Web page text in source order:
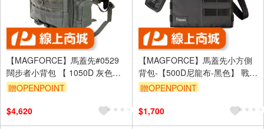
【MAGFORCE】馬蓋先#0529
闊步者小背包 【 1050D 灰色】
軍規背包 後背包 戰術背包 登山
贈OPENPOINT
$4,620
【MAGFORCE】馬蓋先小方側
背包-【500D尼龍布-黑色】 戰術
背包 側背包 單肩包 台灣製
贈OPENPOINT
$1,700